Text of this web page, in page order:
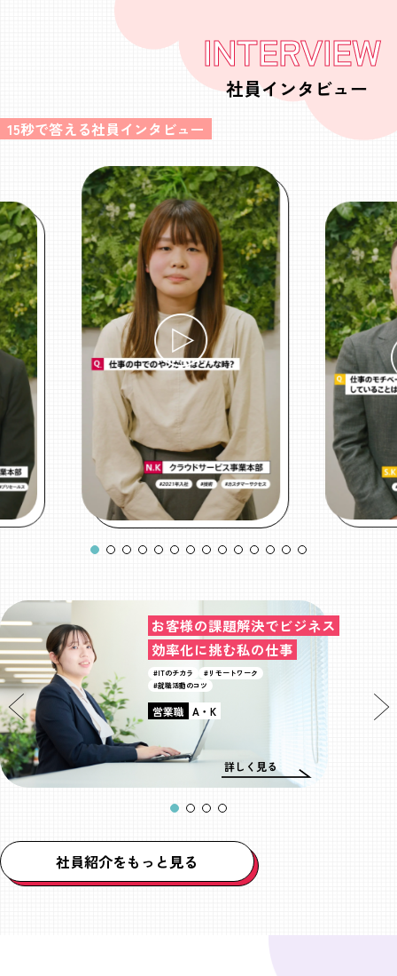
INTERVIEW
社員インタビュー
15秒で答える社員インタビュー
お客様の課題解決でビジネス
効率化に挑む私の仕事
#ITのチカラ
#リモートワーク
#就職活動のコツ
営業職 A・K
詳しく見る
社員紹介をもっと見る